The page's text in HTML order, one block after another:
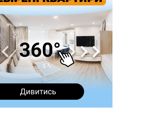
повернув державі 1,5 га лісу із трьома
Франківській громаді
веж планують зробити сквер з
під час пожежі будинку травмувалась
на Говерлі встановили Рекорд
за пів року трапилось понад 100 ДТП через